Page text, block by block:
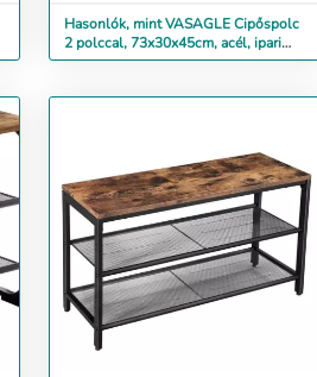
Hasonlók, mint VASAGLE Cipőspolc
2 polccal, 73x30x45cm, acél, ipari
stílusú, rus...